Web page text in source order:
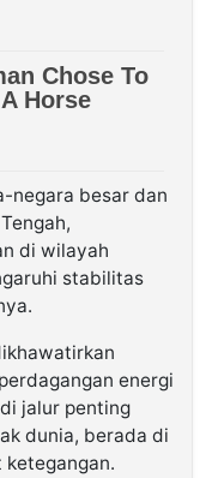
negara besar dan
di wilayah
stabilitas
energi
jalur penting
dunia, berada di
ketegangan.